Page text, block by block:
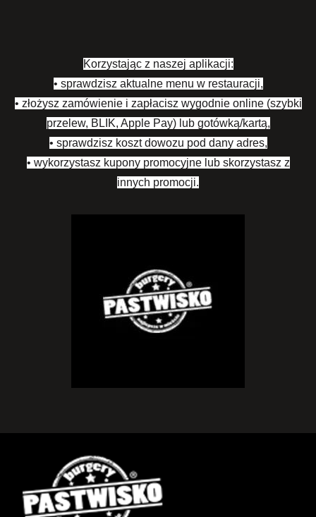
‎Korzystając z naszej aplikacji:
• sprawdzisz aktualne menu w restauracji,
• złożysz zamówienie i zapłacisz wygodnie online (szybki
przelew, BLIK, Apple Pay) lub gotówką/kartą,
• sprawdzisz koszt dowozu pod dany adres,
• wykorzystasz kupony promocyjne lub skorzystasz z
innych promocji.